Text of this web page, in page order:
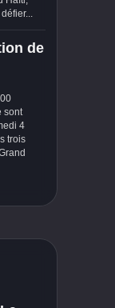
de
sont
4
trois